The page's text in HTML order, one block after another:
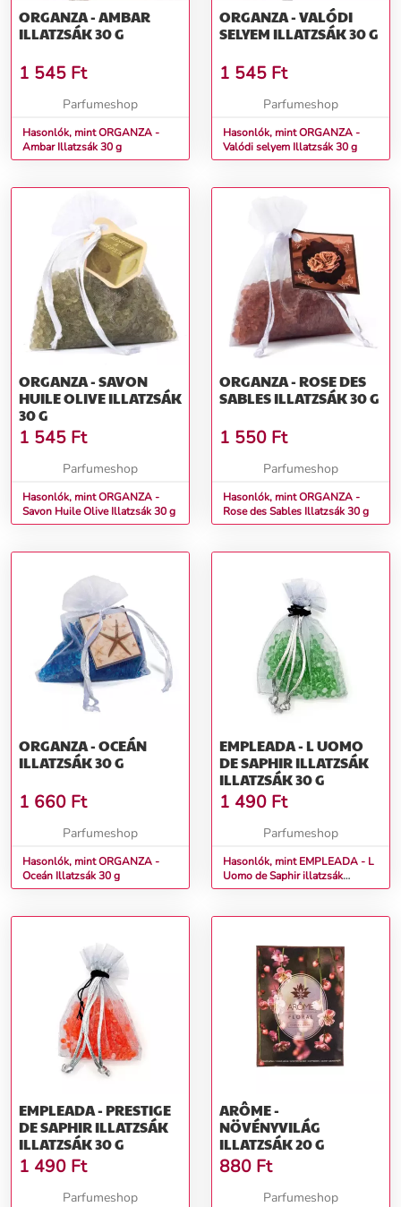
ORGANZA - AMBAR
ILLATZSÁK 30 G
1 545 Ft
Parfumeshop
Hasonlók, mint ORGANZA -
Ambar Illatzsák 30 g
ORGANZA - VALÓDI
SELYEM ILLATZSÁK 30 G
1 545 Ft
Parfumeshop
Hasonlók, mint ORGANZA -
Valódi selyem Illatzsák 30 g
ORGANZA - SAVON
HUILE OLIVE ILLATZSÁK
30 G
1 545 Ft
Parfumeshop
Hasonlók, mint ORGANZA -
Savon Huile Olive Illatzsák 30 g
ORGANZA - ROSE DES
SABLES ILLATZSÁK 30 G
1 550 Ft
Parfumeshop
Hasonlók, mint ORGANZA -
Rose des Sables Illatzsák 30 g
ORGANZA - OCEÁN
ILLATZSÁK 30 G
1 660 Ft
Parfumeshop
Hasonlók, mint ORGANZA -
Oceán Illatzsák 30 g
EMPLEADA - L UOMO
DE SAPHIR ILLATZSÁK
ILLATZSÁK 30 G
1 490 Ft
Parfumeshop
Hasonlók, mint EMPLEADA - L
Uomo de Saphir illatzsák
Illatzsák 30 g
EMPLEADA - PRESTIGE
DE SAPHIR ILLATZSÁK
ILLATZSÁK 30 G
1 490 Ft
Parfumeshop
ARÔME -
NÖVÉNYVILÁG
ILLATZSÁK 20 G
880 Ft
Parfumeshop